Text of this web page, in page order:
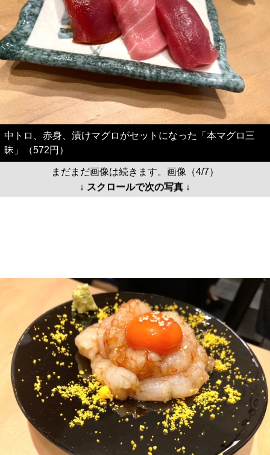
中トロ、赤身、漬けマグロがセットになった「本マグロ三
昧」（572円）
まだまだ画像は続きます。画像（4/7）
↓ スクロールで次の写真 ↓